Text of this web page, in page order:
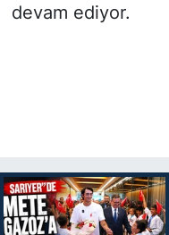
devam ediyor.